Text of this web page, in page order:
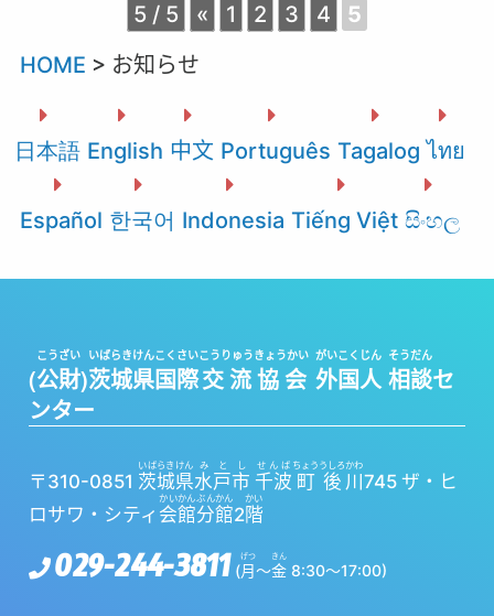
5 / 5 « 1 2 3 4
5
HOME > お知らせ
日本語 English 中文 Português Tagalog ไทย
Español 한국어 Indonesia Tiếng Việt සිංහල
(公財
こうざい
)茨城県
いばらきけん
国際
こくさい
交流
こうりゅう
協会
きょうかい
外国人
がいこくじん
相談
そうだん
セ
ンター
〒310-0851 茨城県
いばらきけん
水戸市
みとし
千波
せんば
町
ちょう
後
うしろ
川
かわ
745 ザ・ヒ
ロサワ・シティ 会館
かいかん
分館
ぶんかん
2階
かい
029-244-3811 (月
げつ
〜金
きん
8:30～17:00)